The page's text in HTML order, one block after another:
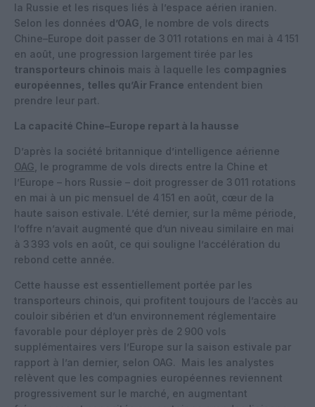
la Russie et les risques liés à l’espace aérien iranien.
Selon les données d’OAG , le nombre de vols directs
Chine–Europe doit passer de 3 011 rotations en mai à 4 151
en août, une progression largement tirée par les
transporteurs chinois mais à laquelle les compagnies
européennes, telles qu’Air France entendent bien
prendre leur part.
La capacité Chine–Europe repart à la hausse
D’après la société britannique d’intelligence aérienne
OAG , le programme de vols directs entre la Chine et
l’Europe – hors Russie – doit progresser de 3 011 rotations
en mai à un pic mensuel de 4 151 en août, cœur de la
haute saison estivale. L’été dernier, sur la même période,
l’offre n’avait augmenté que d’un niveau similaire en mai
à 3 393 vols en août, ce qui souligne l’accélération du
rebond cette année.
Cette hausse est essentiellement portée par les
transporteurs chinois, qui profitent toujours de l’accès au
couloir sibérien et d’un environnement réglementaire
favorable pour déployer près de 2 900 vols
supplémentaires vers l’Europe sur la saison estivale par
rapport à l’an dernier, selon OAG.
Mais les analystes
relèvent que les compagnies européennes reviennent
progressivement sur le marché, en augmentant